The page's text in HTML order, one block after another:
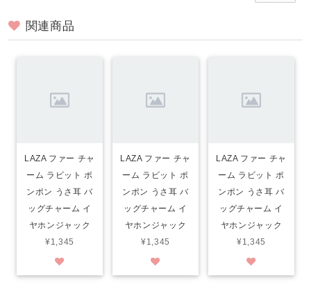
関連商品
LAZA ファー チャ
ーム ラビット ポ
ンポン うさ耳 バ
ッグチャーム イ
ヤホンジャック
¥1,345
LAZA ファー チャ
ーム ラビット ポ
ンポン うさ耳 バ
ッグチャーム イ
ヤホンジャック
¥1,345
LAZA ファー チャ
ーム ラビット ポ
ンポン うさ耳 バ
ッグチャーム イ
ヤホンジャック
¥1,345